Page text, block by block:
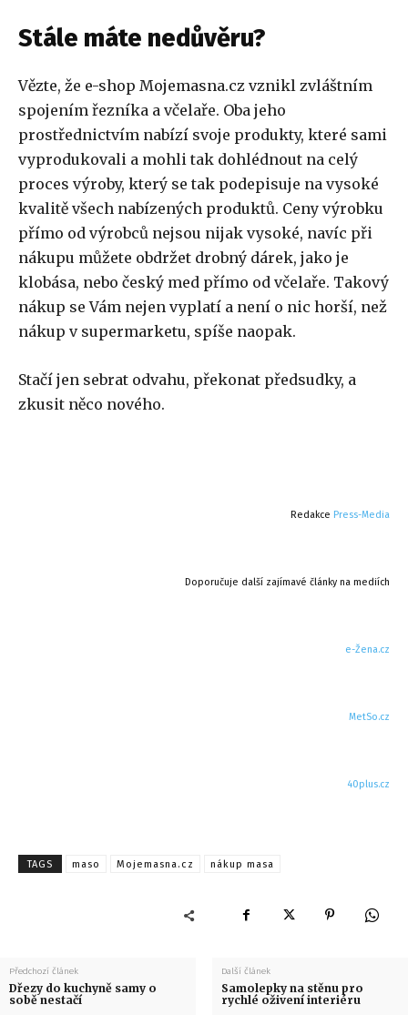
Stále máte nedůvěru?
Vězte, že e-shop Mojemasna.cz vznikl zvláštním
spojením řezníka a včelaře. Oba jeho
prostřednictvím nabízí svoje produkty, které sami
vyprodukovali a mohli tak dohlédnout na celý
proces výroby, který se tak podepisuje na vysoké
kvalitě všech nabízených produktů. Ceny výrobku
přímo od výrobců nejsou nijak vysoké, navíc při
nákupu můžete obdržet drobný dárek, jako je
klobása, nebo český med přímo od včelaře. Takový
nákup se Vám nejen vyplatí a není o nic horší, než
nákup v supermarketu, spíše naopak.
Stačí jen sebrat odvahu, překonat předsudky, a
zkusit něco nového.
Redakce Press-Media
Doporučuje další zajímavé články na mediích
e-Žena.cz
MetSo.cz
40plus.cz
TAGS maso Mojemasna.cz nákup masa
Předchozí článek
Dřezy do kuchyně samy o
sobě nestačí
Další článek
Samolepky na stěnu pro
rychlé oživení interiéru